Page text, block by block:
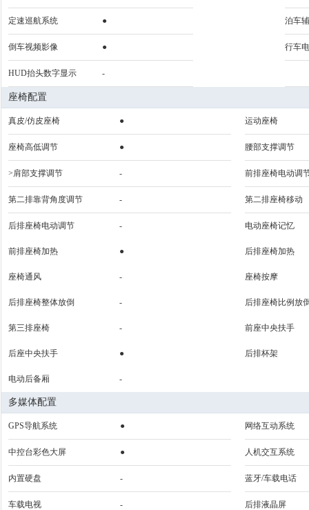
定速巡航系统 ● 泊车
倒车视频影像 ● 行车
HUD抬头数字显示 -
座椅配置
真皮/仿皮座椅 ● 运动座椅
座椅高低调节 ● 腰部支撑调节
>肩部支撑调节 - 前排座椅电动调
第二排靠背角度调节 - 第二排座椅移动
后排座椅电动调节 - 电动座椅记忆
前排座椅加热 ● 后排座椅加热
座椅通风 - 座椅按摩
后排座椅整体放倒 - 后排座椅比例放
第三排座椅 - 前座中央扶手
后座中央扶手 ● 后排杯架
电动后备厢 -
多媒体配置
GPS导航系统 ● 网络互动系统
中控台彩色大屏 ● 人机交互系统
内置硬盘 - 蓝牙/车载电话
车载电视 - 后排液晶屏